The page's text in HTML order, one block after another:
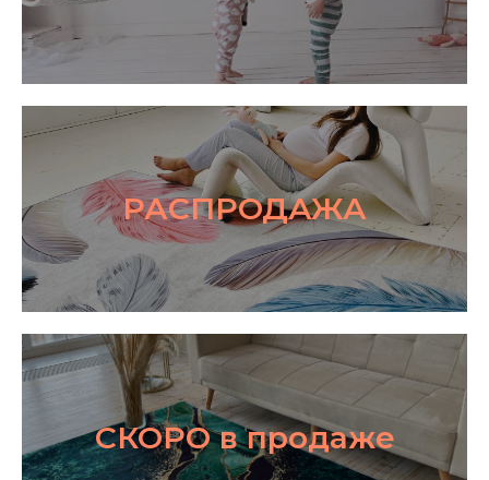
РАСПРОДАЖА
СКОРО в продаже